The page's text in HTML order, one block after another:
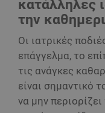
κατάλληλες
την
Οι ιατρικές
επάγγελμα, το
τις ανάγκες
είναι σημαντικό
να μην